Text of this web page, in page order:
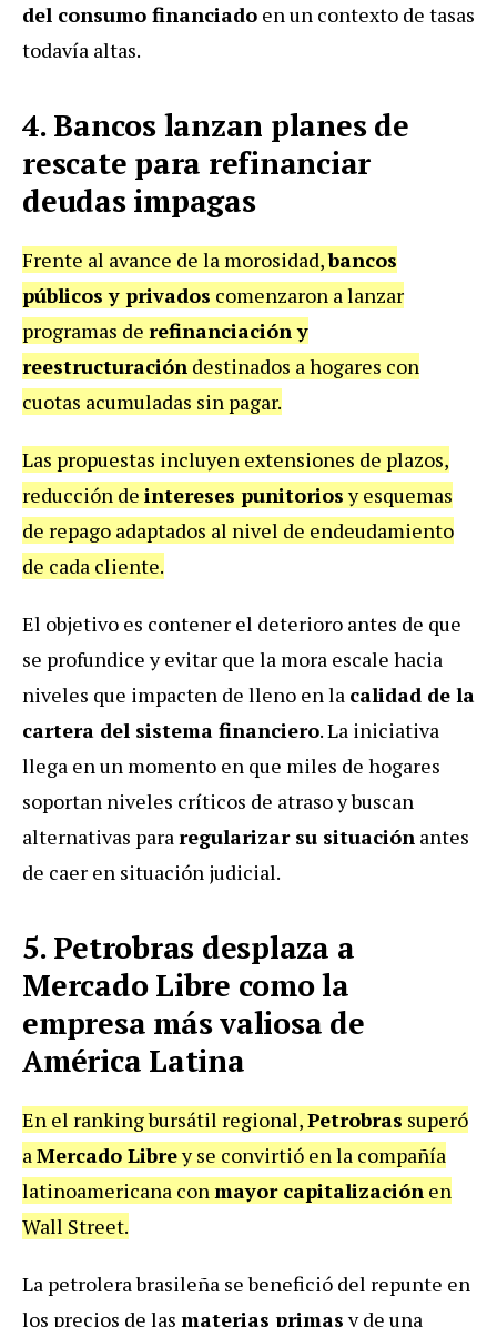
del consumo financiado en un contexto de tasas
todavía altas.
4. Bancos lanzan planes de
rescate para refinanciar
deudas impagas
Frente al avance de la morosidad,bancos
públicos y privados comenzaron a lanzar
programas de refinanciación y
reestructuración destinados a hogares con
cuotas acumuladas sin pagar.
Las propuestas incluyen extensiones de plazos,
reducción de intereses punitoriosy esquemas
de repago adaptados al nivel de endeudamiento
de cada cliente.
El objetivo es contener el deterioro antes de que
se profundice y evitar que la mora escale hacia
niveles que impacten de lleno en la calidad de la
cartera del sistema financiero. La iniciativa
llega en un momento en que miles de hogares
soportan niveles críticos de atraso y buscan
alternativas pararegularizar su situación antes
de caer en situación judicial.
5. Petrobras desplaza a
Mercado Libre como la
empresa más valiosa de
América Latina
En el ranking bursátil regional,Petrobras superó
aMercado Librey se convirtió en la compañía
latinoamericana conmayor capitalización en
Wall Street.
La petrolera brasileña se benefició del repunte en
los precios de las materias primasy de una